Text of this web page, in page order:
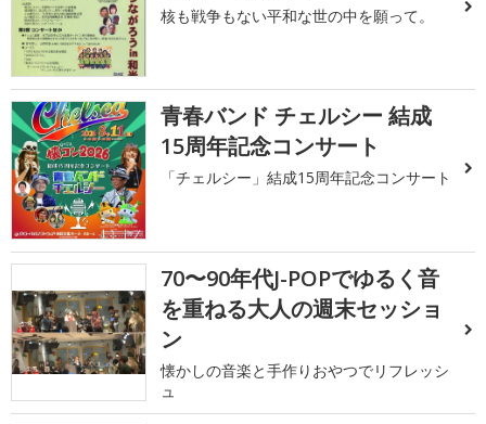
核も戦争もない平和な世の中を願って。
青春バンド チェルシー 結成
15周年記念コンサート
「チェルシー」結成15周年記念コンサート
70〜90年代J-POPでゆるく音
を重ねる大人の週末セッショ
ン
懐かしの音楽と手作りおやつでリフレッシ
ュ